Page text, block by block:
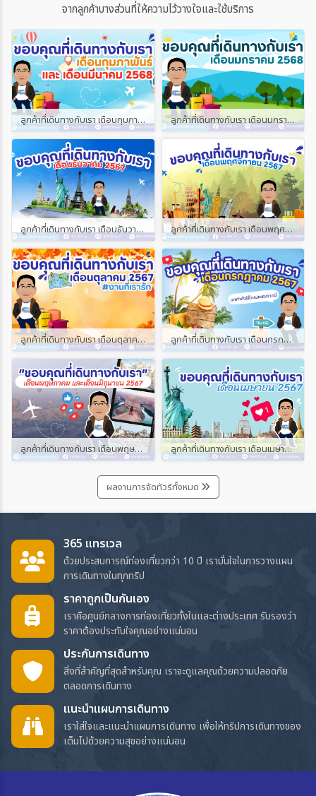
จากลูกค้าบางส่วนที่ให้ความไว้วางใจและใช้บริการ
ลูกค้าที่เดินทางกับเรา เดือนกุมภาพันธ์ และเดือนมีนาคม 2568 ลูกค้าที่เดินทางกับเรา เดือนมกราคม 2568
ลูกค้าที่เดินทางกับเรา เดือนธันวาคม 2567 ลูกค้าที่เดินทางกับเรา เดือนพฤศจิกายน 2567
ลูกค้าที่เดินทางกับเรา เดือนตุลาคม 2567 ลูกค้าที่เดินทางกับเรา เดือนกรกฎาคม 2567
ลูกค้าที่เดินทางกับเรา เดือนพฤษภาคม และมิถุนายน 2567 ลูกค้าที่เดินทางกับเรา เดือนเมษายน 2567
ผลงานการจัดทัวร์ทั้งหมด
365 แทรเวล
ด้วยประสบการณ์ท่องเที่ยวกว่า 10 ปี เรามั่นใจในการวางแผน
การเดินทางในทุกทริป
ราคาถูกเป็นกันเอง
เราคือศูนย์กลางการท่องเที่ยวทั้งในและต่างประเทศ รับรองว่า
ราคาต้องประทับใจคุณอย่างแน่นอน
ประกันการเดินทาง
สิ่งที่สำคัญที่สุดสำหรับคุณ เราจะดูแลคุณด้วยความปลอดภัย
ตลอดการเดินทาง
แนะนำแผนการเดินทาง
เราใส่ใจและแนะนำแผนการเดินทาง เพื่อให้ทริปการเดินทางของ
เต็มไปด้วยความสุขอย่างแน่นอน